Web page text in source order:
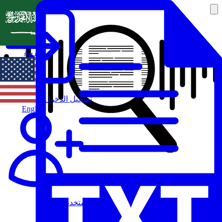
تسجيل الدخول
مستخدم جديد
العربية
English